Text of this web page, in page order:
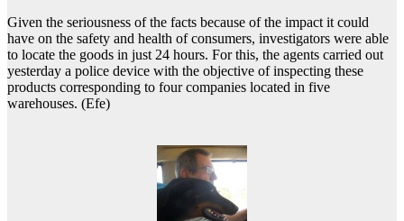
Given the seriousness of the facts because of the impact it could
have on the safety and health of consumers, investigators were able
to locate the goods in just 24 hours. For this, the agents carried out
yesterday a police device with the objective of inspecting these
products corresponding to four companies located in five
warehouses. (Efe)